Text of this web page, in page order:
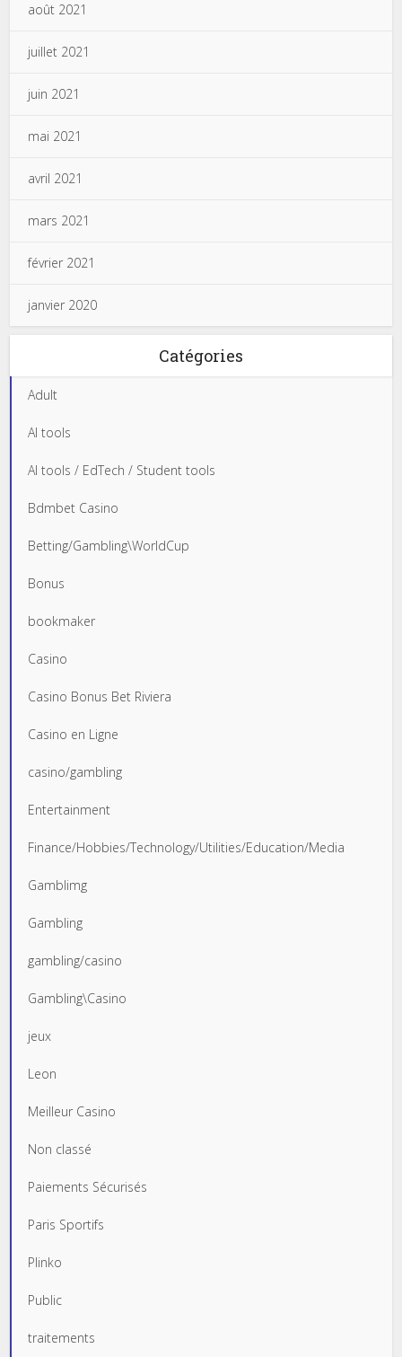
août 2021
juillet 2021
juin 2021
mai 2021
avril 2021
mars 2021
février 2021
janvier 2020
Catégories
Adult
AI tools
AI tools / EdTech / Student tools
Bdmbet Casino
Betting/Gambling\WorldCup
Bonus
bookmaker
Casino
Casino Bonus Bet Riviera
Casino en Ligne
casino/gambling
Entertainment
Finance/Hobbies/Technology/Utilities/Education/Media
Gamblimg
Gambling
gambling/casino
Gambling\Casino
jeux
Leon
Meilleur Casino
Non classé
Paiements Sécurisés
Paris Sportifs
Plinko
Public
traitements